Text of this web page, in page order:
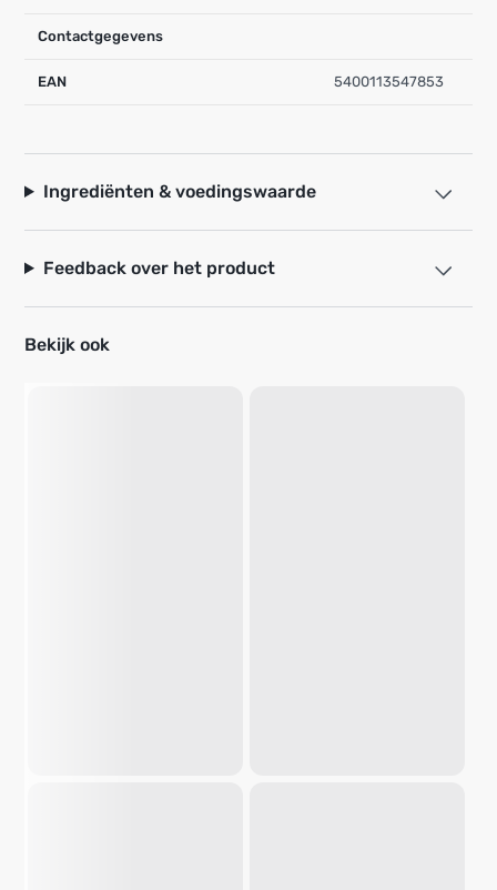
Contactgegevens
EAN 5400113547853
Ingrediënten & voedingswaarde
Feedback over het product
Bekijk ook